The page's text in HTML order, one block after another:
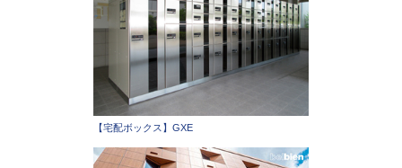
【宅配ボックス】GXE